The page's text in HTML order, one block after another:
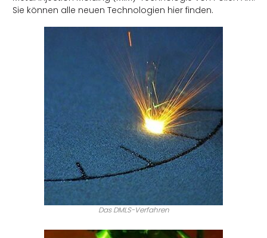
Sie können alle neuen Technologien hier finden.
Das DMLS-Verfahren